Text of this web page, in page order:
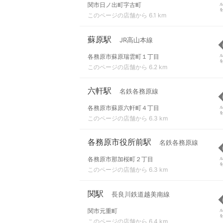
関市日ノ出町字古町
このページの店舗から 6.1 km
蘇原駅 JR高山本線
各務原市蘇原瑞雲町１丁目
このページの店舗から 6.2 km
六軒駅 名鉄各務原線
各務原市蘇原六軒町４丁目
このページの店舗から 6.3 km
各務原市役所前駅 名鉄各務原線
各務原市那加桜町２丁目
このページの店舗から 6.3 km
関駅 長良川鉄道越美南線
関市元重町
このページの店舗から 6.4 km